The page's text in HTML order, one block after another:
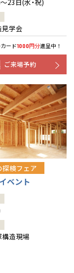
学会
ード1000円分進呈中！
ご来場予約
探検フェア
ベント
造現場